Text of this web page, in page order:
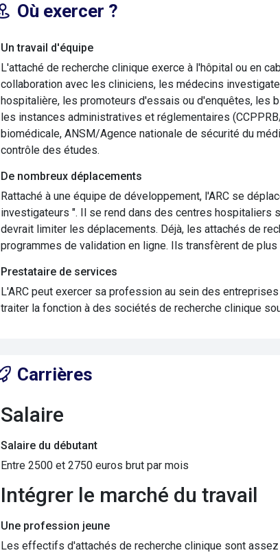
Où exercer ?
Un travail d'équipe
L'attaché de recherche clinique exerce à l'hôpital ou en
collaboration avec les cliniciens, les médecins
hospitalière, les promoteurs d'essais ou d'enquêtes, les
les instances administratives et réglementaires
biomédicale, ANSM/Agence nationale de sécurité du
contrôle des études.
De nombreux déplacements
Rattaché à une équipe de développement, l'ARC se
investigateurs ". Il se rend dans des centres hospitaliers
devrait limiter les déplacements. Déjà, les attachés de
programmes de validation en ligne. Ils transfèrent de
Prestataire de services
L'ARC peut exercer sa profession au sein des
traiter la fonction à des sociétés de recherche clinique
Carrières
Salaire
Salaire du débutant
Entre 2500 et 2750 euros brut par mois
Intégrer le marché du travail
Une profession jeune
Les effectifs d'attachés de recherche clinique sont